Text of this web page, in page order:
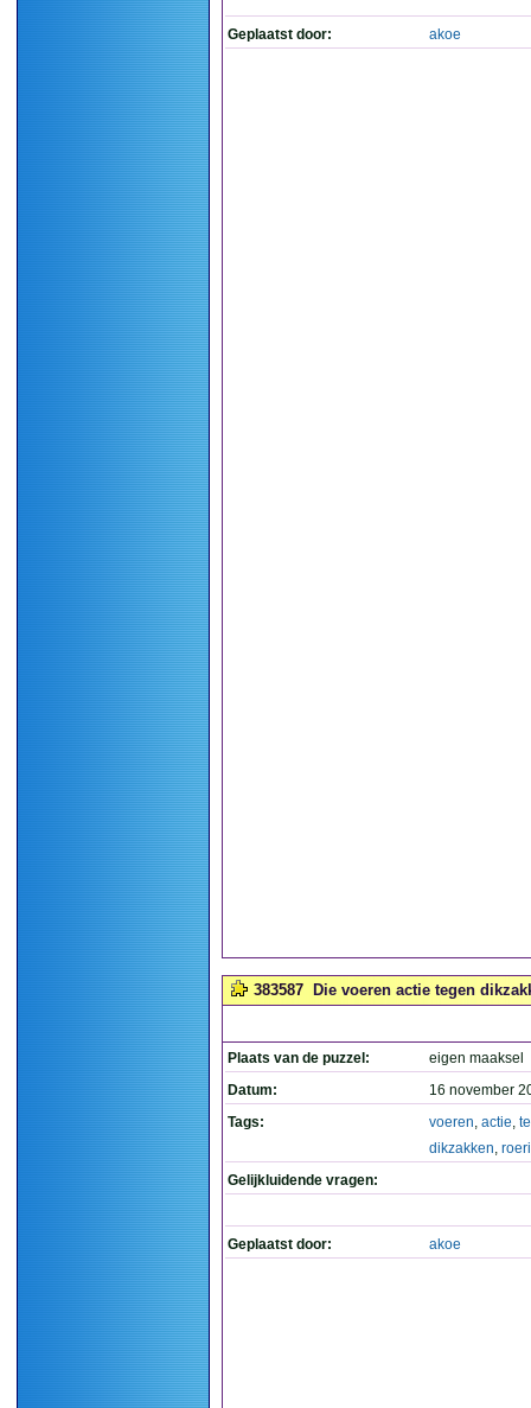
Geplaatst door: akoe
383587 Die voeren actie tegen
Plaats van de puzzel:
eigen maaksel
Datum:
16 november
Tags:
voeren, actie,
dikzakken,
Gelijkluidende vragen:
Geplaatst door: akoe